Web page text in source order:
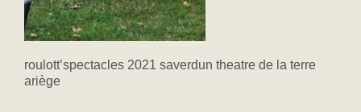
roulott’spectacles 2021 saverdun theatre de la terre
ariège